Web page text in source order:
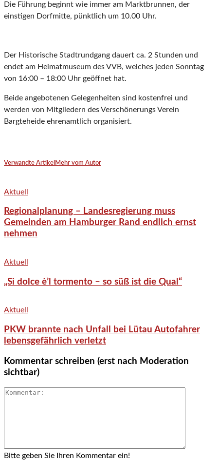
Die Führung beginnt wie immer am Marktbrunnen, der
einstigen Dorfmitte, pünktlich um 10.00 Uhr.
Der Historische Stadtrundgang dauert ca. 2 Stunden und
endet am Heimatmuseum des VVB, welches jeden Sonntag
von 16:00 – 18:00 Uhr geöffnet hat.
Beide angebotenen Gelegenheiten sind kostenfrei und
werden von Mitgliedern des Verschönerungs Verein
Bargteheide ehrenamtlich organisiert.
Verwandte Artikel Mehr vom Autor
Aktuell
Regionalplanung – Landesregierung muss
Gemeinden am Hamburger Rand endlich ernst
nehmen
Aktuell
„Si dolce è’l tormento – so süß ist die Qual“
Aktuell
PKW brannte nach Unfall bei Lütau Autofahrer
lebensgefährlich verletzt
Kommentar schreiben (erst nach Moderation
sichtbar)
Bitte geben Sie Ihren Kommentar ein!